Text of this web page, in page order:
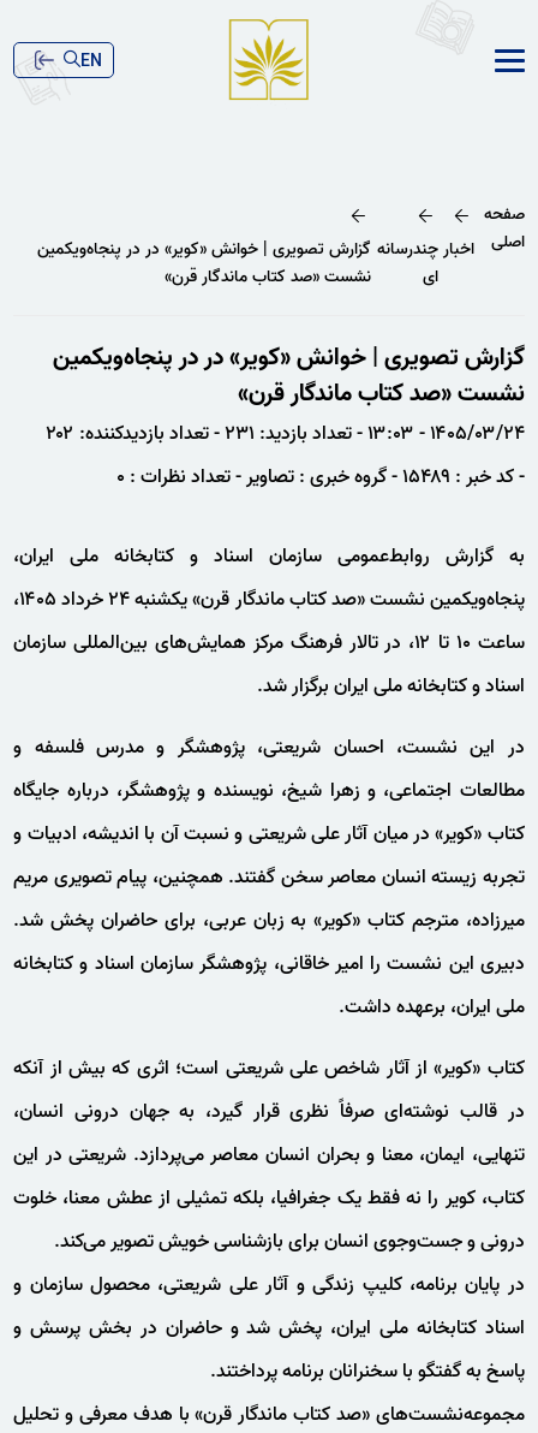
EN
صفحه
اصلی
اخبارچندرسانه
ای
گزارش تصویری | خوانش «کویر» در در پنجاه‌ویکمین
نشست «صد کتاب ماندگار قرن»
گزارش تصویری | خوانش «کویر» در در پنجاه‌ویکمین
نشست «صد کتاب ماندگار قرن»
۱۴۰۵/۰۳/۲۴ - ۱۳:۰۳ - تعداد بازدید: ۲۳۱
- تعداد بازدیدکننده: ۲۰۲
- کد خبر : ۱۵۴۸۹
- گروه خبری : تصاویر- تعداد نظرات : ۰
به گزارش روابط‌عمومی سازمان اسناد و کتابخانه ملی ایران،
پنجاه‌ویکمین نشست «صد کتاب ماندگار قرن» یکشنبه ۲۴ خرداد ۱۴۰۵،
ساعت ۱۰ تا ۱۲، در تالار فرهنگ مرکز همایش‌های بین‌المللی سازمان
اسناد و کتابخانه ملی ایران برگزار شد.
در این نشست، احسان شریعتی، پژوهشگر و مدرس فلسفه و
مطالعات اجتماعی، و زهرا شیخ، نویسنده و پژوهشگر، درباره جایگاه
کتاب «کویر» در میان آثار علی شریعتی و نسبت آن با اندیشه، ادبیات و
تجربه زیسته انسان معاصر سخن گفتند. همچنین، پیام تصویری مریم
میرزاده، مترجم کتاب «کویر» به زبان عربی، برای حاضران پخش شد.
دبیری این نشست را امیر خاقانی، پژوهشگر سازمان اسناد و کتابخانه
ملی ایران، برعهده داشت.
کتاب «کویر» از آثار شاخص علی شریعتی است؛ اثری که بیش از آنکه
در قالب نوشته‌ای صرفاً نظری قرار گیرد، به جهان درونی انسان،
تنهایی، ایمان، معنا و بحران انسان معاصر می‌پردازد. شریعتی در این
کتاب، کویر را نه فقط یک جغرافیا، بلکه تمثیلی از عطش معنا، خلوت
درونی و جست‌وجوی انسان برای بازشناسی خویش تصویر می‌کند.
در پایان برنامه، کلیپ زندگی و آثار علی شریعتی، محصول سازمان و
اسناد کتابخانه ملی ایران، پخش شد و حاضران در بخش پرسش‌ و
پاسخ به گفتگو با سخنرانان برنامه پرداختند.
مجموعه‌نشست‌های «صد کتاب ماندگار قرن» با هدف معرفی و تحلیل